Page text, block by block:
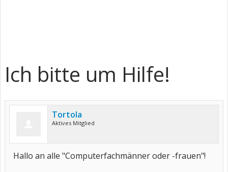
Ich bitte um Hilfe!
Tortola
Aktives Mitglied
Hallo an alle "Computerfachmänner oder -frauen"!